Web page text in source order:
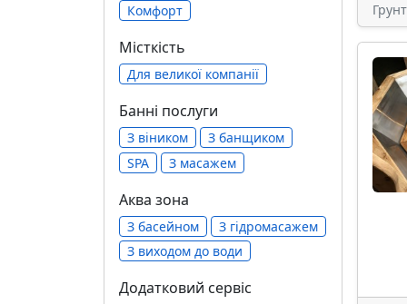
Комфорт
Місткість
Для великої компанії
Банні послуги
З віником
З банщиком
SPA
З масажем
Аква зона
З басейном
З гідромасажем
З виходом до води
Додатковий сервіс